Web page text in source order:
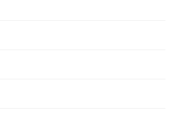
す。
・「あえのこと」は毎年12月5日
神様の祭りです。ごちそうを盛った
が行われます。